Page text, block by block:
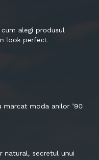
alegi produsul
look perfect
marcat moda anilor ’90
natural, secretul unui